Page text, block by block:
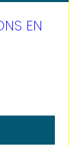
EN